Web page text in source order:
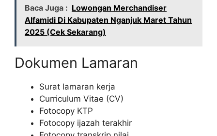
Baca Juga : Lowongan Merchandiser
Alfamidi Di Kabupaten Nganjuk Maret Tahun
2025 (Cek Sekarang)
Dokumen Lamaran
Surat lamaran kerja
Curriculum Vitae (CV)
Fotocopy KTP
Fotocopy ijazah terakhir